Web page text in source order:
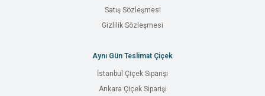
Satış Sözleşmesi
Gizlilik Sözleşmesi
Aynı Gün Teslimat Çiçek
İstanbul Çiçek Siparişi
Ankara Çiçek Siparişi